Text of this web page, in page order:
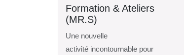
Formation & Ateliers
(MR.S)
Une nouvelle
activité incontournable pour